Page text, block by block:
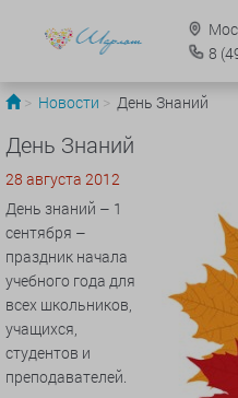
8
Новости День Знаний
День Знаний
28 августа 2012
День знаний – 1
сентября –
праздник начала
учебного года для
всех школьников,
учащихся,
студентов и
преподавателей.